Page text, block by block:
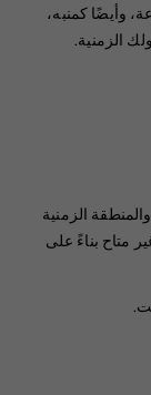
وأيضًا كمنبه،
الزمنية.
الزمنية
متاح بناءً على
.